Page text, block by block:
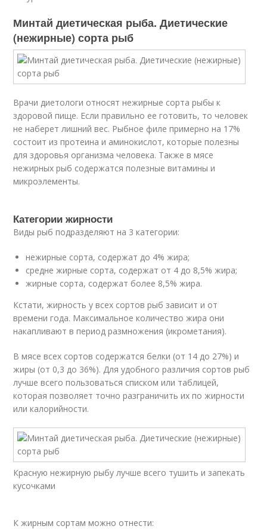
Минтай диетическая рыба. Диетические
(нежирные) сорта рыб
Врачи диетологи относят нежирные сорта рыбы к
здоровой пище. Если правильно ее готовить, то человек
не наберет лишний вес. Рыбное филе примерно на 17%
состоит из протеина и аминокислот, которые полезны
для здоровья организма человека. Также в мясе
нежирных рыб содержатся полезные витамины и
микроэлементы.
Категории жирности
Виды рыб подразделяют на 3 категории:
нежирные сорта, содержат до 4% жира;
средне жирные сорта, содержат от 4 до 8,5% жира;
жирные сорта, содержат более 8,5% жира.
Кстати, жирность у всех сортов рыб зависит и от
времени года. Максимальное количество жира они
накапливают в период размножения (икрометания).
В мясе всех сортов содержатся белки (от 14 до 27%) и
жиры (от 0,3 до 36%). Для удобного различия сортов рыб
лучше всего пользоваться списком или таблицей,
которая позволяет точно разграничить их по жирности
или калорийности.
Красную нежирную рыбу лучше всего тушить и запекать
кусочками
К жирным сортам можно отнести: